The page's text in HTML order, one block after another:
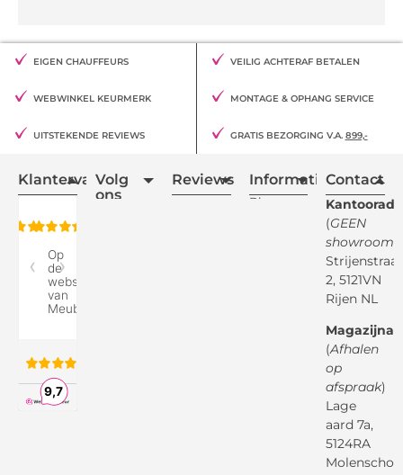
EIGEN CHAUFFEURS VEILIG ACHTERAF BETALEN
WEBWINKEL KEURMERK MONTAGE & OPHANG SERVICE
UITSTEKENDE REVIEWS GRATIS BEZORGING V.A. 899,-
Klantervaring
Volg
ons
Reviews Informatie
Blogs
Retourvoorwaarden
Betaalmethodes
Montageservice
Garantievoorwaarden
Contact
(GEEN
showroom
Strijenstraat
2, 5121VN
Rijen NL
(Afhalen
op
afspraak)
Lage
aard 7a,
5124RA
Molenschot